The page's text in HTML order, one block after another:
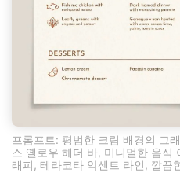
프롬프트: 평범한 크림 배경의 그
스 옐로우 헤더 바, 미니멀한 음식
래피, 테라코타 악센트 라인, 깔